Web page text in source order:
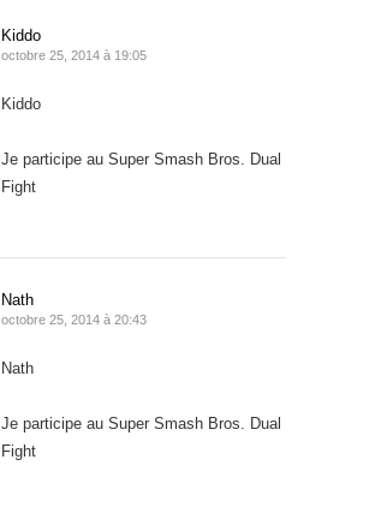
Kiddo
octobre 25, 2014 à 19:05
Kiddo
Je participe au Super Smash Bros. Dual
Fight
Nath
octobre 25, 2014 à 20:43
Nath
Je participe au Super Smash Bros. Dual
Fight